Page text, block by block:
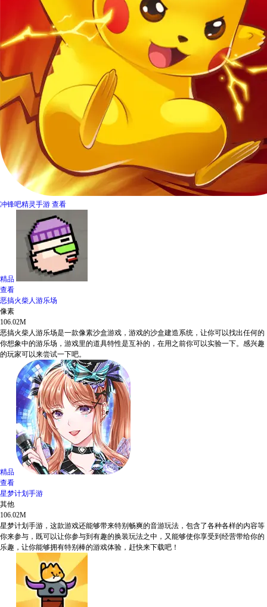
冲锋吧精灵手游 查看
精品
查看
恶搞火柴人游乐场
像素
106.02M
恶搞火柴人游乐场是一款像素沙盒游戏，游戏的沙盒建造系统，让你可以找出任何的
你想象中的游乐场，游戏里的道具特性是互补的，在用之前你可以实验一下。感兴趣
的玩家可以来尝试一下吧。
精品
查看
星梦计划手游
其他
106.02M
星梦计划手游，这款游戏还能够带来特别畅爽的音游玩法，包含了各种各样的内容等
你来参与，既可以让你参与到有趣的换装玩法之中，又能够使你享受到经营带给你的
乐趣，让你能够拥有特别棒的游戏体验，赶快来下载吧！